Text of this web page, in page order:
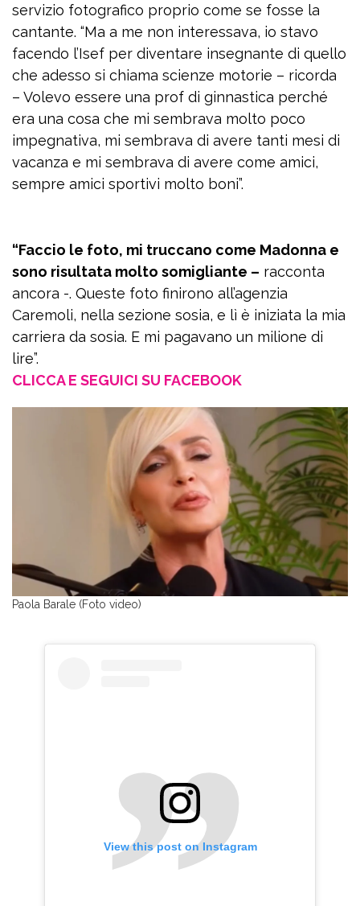
servizio fotografico proprio come se fosse la
cantante. “Ma a me non interessava, io stavo
facendo l’Isef per diventare insegnante di quello
che adesso si chiama scienze motorie – ricorda
– Volevo essere una prof di ginnastica perché
era una cosa che mi sembrava molto poco
impegnativa, mi sembrava di avere tanti mesi di
vacanza e mi sembrava di avere come amici,
sempre amici sportivi molto boni”.
“Faccio le foto, mi truccano come Madonna e
sono risultata molto somigliante – racconta
ancora -. Queste foto finirono all’agenzia
Caremoli, nella sezione sosia, e lì è iniziata la mia
carriera da sosia. E mi pagavano un milione di
lire”.
CLICCA E SEGUICI SU FACEBOOK
Paola Barale (Foto video)
View this post on Instagram